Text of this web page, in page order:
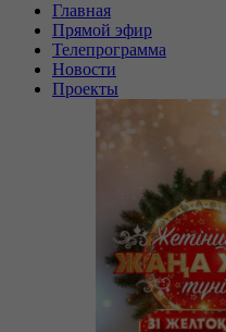
Главная
Прямой эфир
Телепрограмма
Новости
Проекты